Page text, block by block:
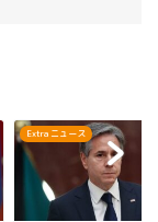
Extra ニュース